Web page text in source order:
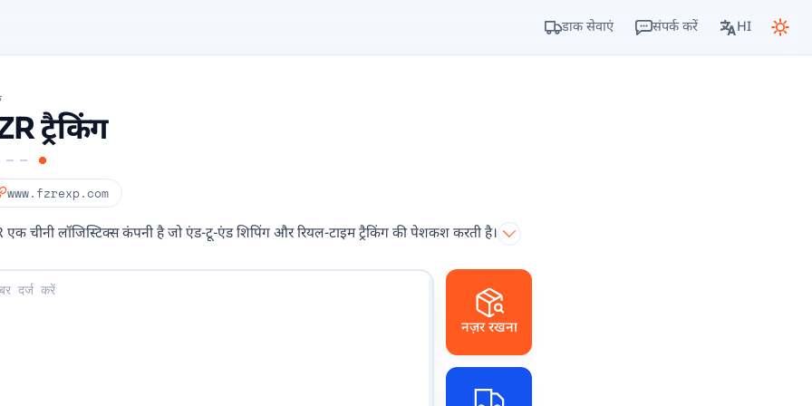
डाक सेवाएं संपर्क करें HI
ट्रैकिंग
www.fzrexp.com
एक चीनी लॉजिस्टिक्स कंपनी है जो एंड-टू-एंड शिपिंग और रियल-टाइम ट्रैकिंग की पेशकश करती है।
नज़र रखना